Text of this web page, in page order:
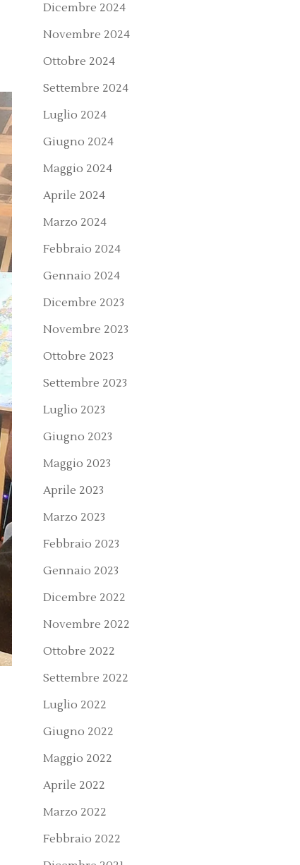
Dicembre 2024
Novembre 2024
Ottobre 2024
Settembre 2024
Luglio 2024
Giugno 2024
Maggio 2024
Aprile 2024
Marzo 2024
Febbraio 2024
Gennaio 2024
Dicembre 2023
Novembre 2023
Ottobre 2023
Settembre 2023
Luglio 2023
Giugno 2023
Maggio 2023
Aprile 2023
Marzo 2023
Febbraio 2023
Gennaio 2023
Dicembre 2022
Novembre 2022
Ottobre 2022
Settembre 2022
Luglio 2022
Giugno 2022
Maggio 2022
Aprile 2022
Marzo 2022
Febbraio 2022